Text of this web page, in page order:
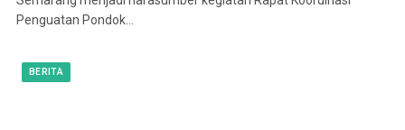
Penguatan Pondok…
BERITA